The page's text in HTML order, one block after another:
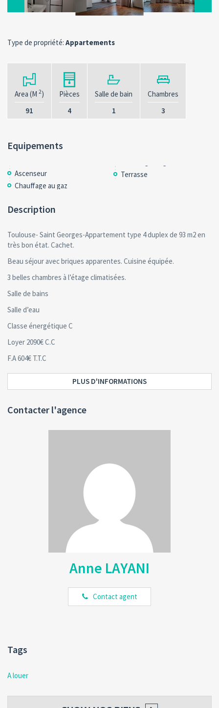
Type de propriété: Appartements
Area (M 2)
91
Pièces
4
Salle de bain
1
Chambres
3
Equipements
Ascenseur
Chauffage au gaz
Terrasse
Description
Toulouse- Saint Georges-Appartement type 4 duplex de 93 m2 en
très bon état. Cachet.
Beau séjour avec briques apparentes. Cuisine équipée.
3 belles chambres à l’étage climatisées.
Salle de bains
Salle d’eau
Classe énergétique C
Loyer 2090€ C.C
F.A 604€ T.T.C
PLUS D'INFORMATIONS
Contacter l'agence
Anne LAYANI
Contact agent
Tags
A louer